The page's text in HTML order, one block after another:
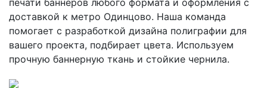
доставкой к метро Одинцово. Наша команда
помогает с разработкой дизайна полиграфии для
вашего проекта, подбирает цвета. Используем
прочную баннерную ткань и стойкие чернила.